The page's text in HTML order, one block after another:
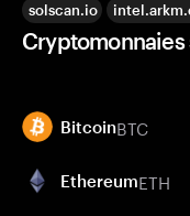
solscan.io
Cryptomonnaies
BitcoinBTC
EthereumETH